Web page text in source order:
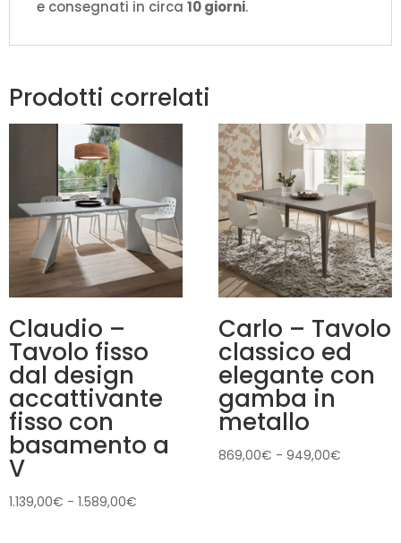
e consegnati in circa 10 giorni.
Prodotti correlati
Claudio –
Tavolo fisso
dal design
accattivante
fisso con
basamento a
V
1.139,00€ - 1.589,00€
Carlo – Tavolo
classico ed
elegante con
gamba in
metallo
869,00€ - 949,00€